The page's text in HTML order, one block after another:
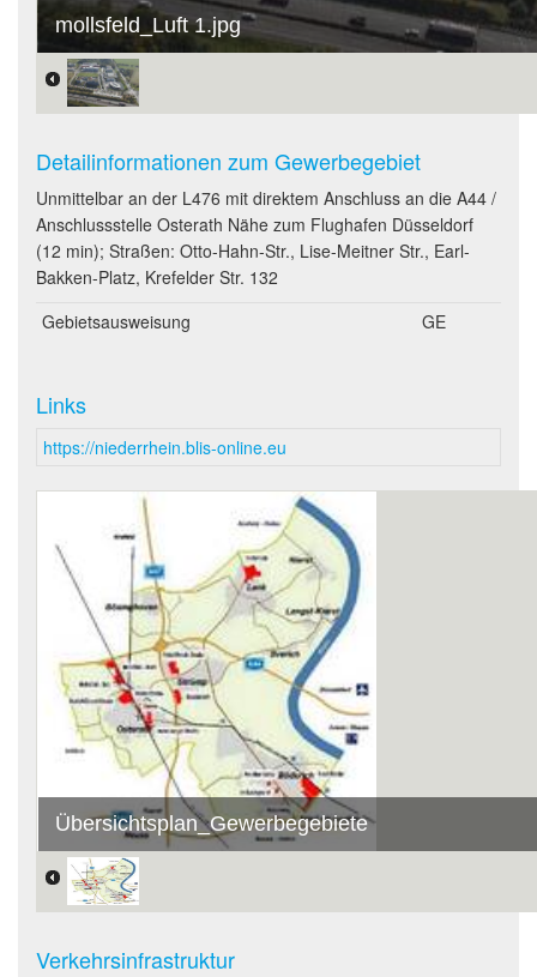
mollsfeld_Luft 1.jpg
Detailinformationen zum Gewerbegebiet
Unmittelbar an der L476 mit direktem Anschluss an die A44 /
Anschlussstelle Osterath Nähe zum Flughafen Düsseldorf
(12 min); Straßen: Otto-Hahn-Str., Lise-Meitner Str., Earl-
Bakken-Platz, Krefelder Str. 132
Gebietsausweisung
GE
Links
https://niederrhein.blis-online.eu
Übersichtsplan_Gewerbegebiete
Verkehrsinfrastruktur